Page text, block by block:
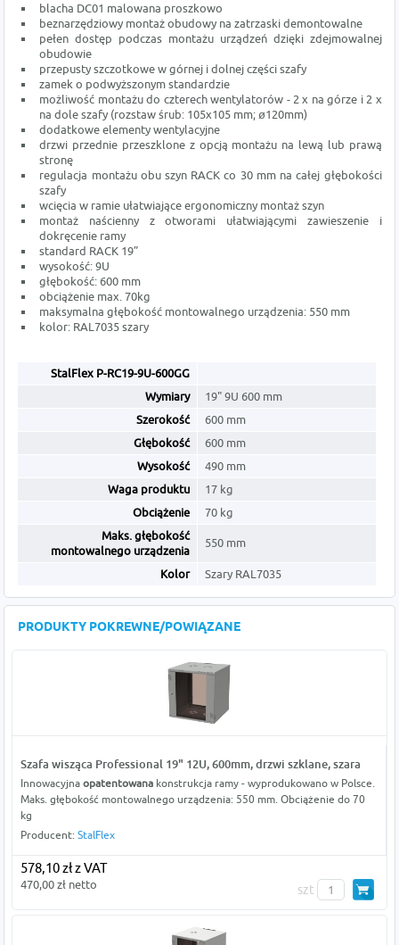
blacha DC01 malowana proszkowo
beznarzędziowy montaż obudowy na zatrzaski demontowalne
pełen dostęp podczas montażu urządzeń dzięki zdejmowalnej
obudowie
przepusty szczotkowe w górnej i dolnej części szafy
zamek o podwyższonym standardzie
możliwość montażu do czterech wentylatorów - 2 x na górze i 2 x
na dole szafy (rozstaw śrub: 105x105 mm; ø120mm)
dodatkowe elementy wentylacyjne
drzwi przednie przeszklone z opcją montażu na lewą lub prawą
stronę
regulacja montażu obu szyn RACK co 30 mm na całej głębokości
szafy
wcięcia w ramie ułatwiające ergonomiczny montaż szyn
montaż naścienny z otworami ułatwiającymi zawieszenie i
dokręcenie ramy
standard RACK 19”
wysokość: 9U
głębokość: 600 mm
obciążenie max. 70kg
maksymalna głębokość montowalnego urządzenia: 550 mm
kolor: RAL7035 szary
StalFlex P-RC19-9U-600GG
Wymiary
19" 9U 600 mm
Szerokość
600 mm
Głębokość
600 mm
Wysokość
490 mm
Waga produktu
17 kg
Obciążenie
70 kg
Maks. głębokość
montowalnego urządzenia
550 mm
Kolor Szary RAL7035
PRODUKTY POKREWNE/POWIĄZANE
Szafa wisząca Professional 19" 12U, 600mm, drzwi szklane, szara
Innowacyjna opatentowanakonstrukcja ramy - wyprodukowano w Polsce.
Maks. głębokość montowalnego urządzenia: 550 mm. Obciążenie do 70
kg
Producent: StalFlex
578,10 zł z VAT
470,00 zł netto szt